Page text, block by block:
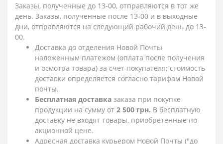
Заказы, полученные до 13-00, отправляются в тот же
день. Заказы, полученные после 13-00 и в выходные
дни, отправляются на следующий рабочий день до 13-
00.
Доставка до отделения Новой Почты
наложенным платежом (оплата после получения
и осмотра товара) за счет покупателя; стоимость
доставки определяется согласно тарифам Новой
почты.
Бесплатная доставка заказа при покупке
продукции на сумму от 2 500 грн. В бесплатную
доставку не входят товары, приобретенные по
акционной цене.
Адресная доставка курьером Новой Почты ("до